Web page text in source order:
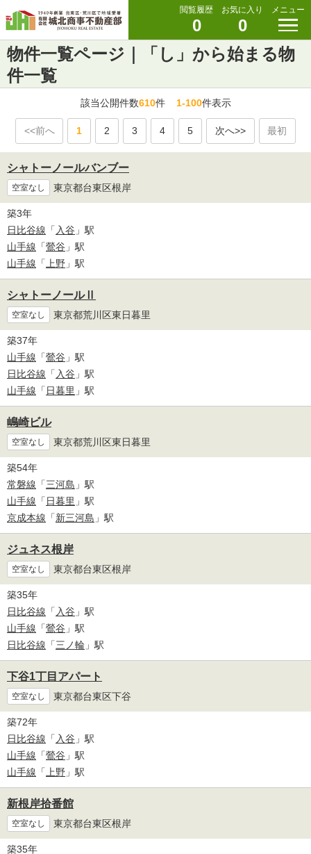
閲覧履歴
0
お気に入り
0
メニュー
物件一覧ページ｜「し」から始まる物
件一覧
該当公開件数610件1-100件表示
<<前へ 1 2 3 4 5 次へ>> 最初
シャトーノールバンブー
空室なし 東京都台東区根岸
築3年
日比谷線 「 入谷 」駅
山手線 「鶯谷 」駅
山手線 「 上野 」駅
シャトーノールⅡ
空室なし 東京都荒川区東日暮里
築37年
山手線 「鶯谷 」駅
日比谷線 「 入谷 」駅
山手線 「 日暮里 」駅
嶋崎ビル
空室なし 東京都荒川区東日暮里
築54年
常磐線 「三河島 」駅
山手線 「 日暮里 」駅
京成本線 「新三河島 」駅
ジュネス根岸
空室なし 東京都台東区根岸
築35年
日比谷線 「 入谷 」駅
山手線 「鶯谷 」駅
日比谷線 「三ノ輪 」駅
下谷1丁目アパート
空室なし 東京都台東区下谷
築72年
日比谷線 「 入谷 」駅
山手線 「鶯谷 」駅
山手線 「 上野 」駅
新根岸拾番館
空室なし 東京都台東区根岸
築35年